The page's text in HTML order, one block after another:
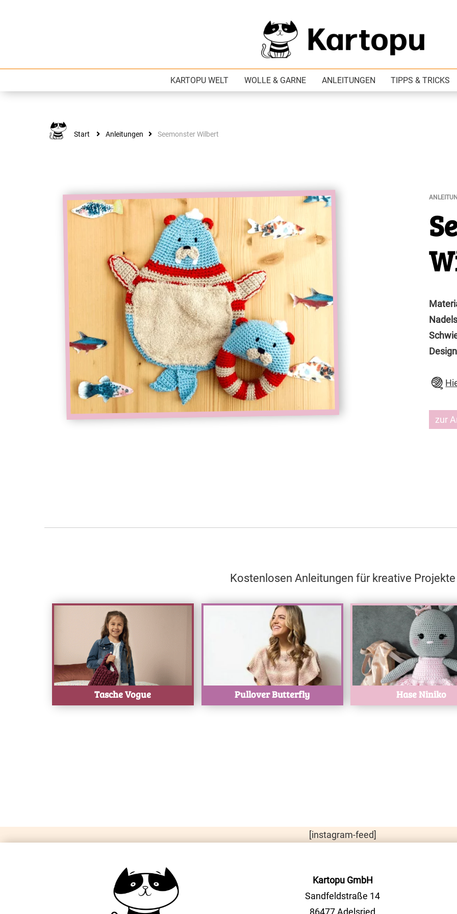
Kartopu
KARTOPU WELT WOLLE & GARNE ANLEITUNGEN TIPPS & TRICKS
Start Anleitungen Seemonster Wilbert
Seemonster Wilbert
zur
Kostenlosen Anleitungen für kreative Projekte
Tasche Vogue Pullover Butterfly Hase Niniko
[instagram-feed]
Kartopu GmbH
Sandfeldstraße 14
86477 Adelsried